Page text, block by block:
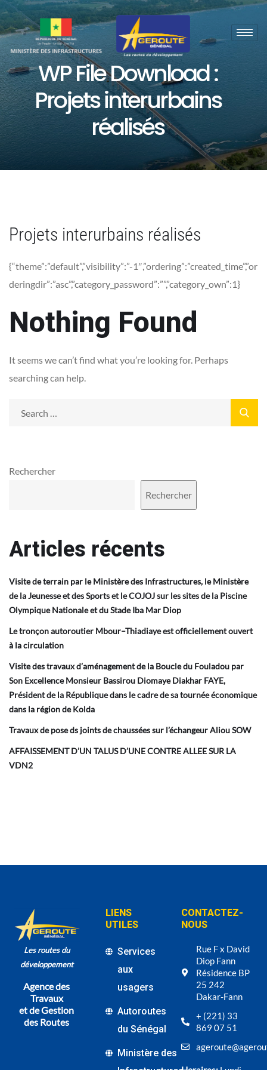
WP File Download :
Projets interurbains
réalisés
Projets interurbains réalisés
{“theme”:”default”,”visibility”:”-1″,”ordering”:”created_time”,”or
deringdir”:”asc”,”category_password”:””,”category_own”:1}
Nothing Found
It seems we can’t find what you’re looking for. Perhaps
searching can help.
Rechercher
Rechercher
Articles récents
Visite de terrain par le Ministère des Infrastructures, le Ministère
de la Jeunesse et des Sports et le COJOJ sur les sites de la Piscine
Olympique Nationale et du Stade Iba Mar Diop
Le tronçon autoroutier Mbour–Thiadiaye est officiellement ouvert
à la circulation
Visite des travaux d’aménagement de la Boucle du Fouladou par
Son Excellence Monsieur Bassirou Diomaye Diakhar FAYE,
Président de la République dans le cadre de sa tournée économique
dans la région de Kolda
Travaux de pose ds joints de chaussées sur l’échangeur Aliou SOW
AFFAISSEMENT D’UN TALUS D’UNE CONTRE ALLEE SUR LA
VDN2
Les routes du
développement
Agence des
Travaux
et de Gestion
des Routes
LIENS
UTILES
Services
aux
usagers
Autoroutes
du Sénégal
Ministère des
CONTACTEZ-
NOUS
Rue F x David
Diop Fann
Résidence BP
25 242
Dakar-Fann
+ (221) 33
869 07 51